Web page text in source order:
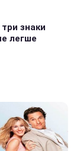
знаки
легше